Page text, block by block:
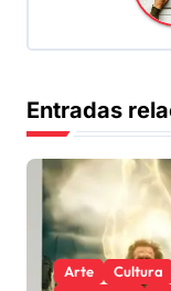
ó
n
d
e
e
n
t
Entradas
Arte Cultura